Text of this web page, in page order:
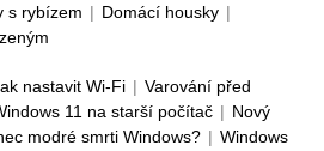
s rybízem | Domácí housky |
nastavit Wi-Fi | Varování před
11 na starší počítač | Nový
modré smrti Windows? | Windows